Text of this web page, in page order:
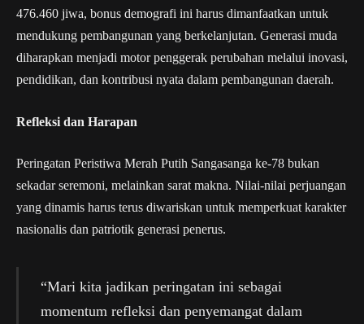
476.460 jiwa, bonus demografi ini harus dimanfaatkan untuk
mendukung pembangunan yang berkelanjutan. Generasi muda
diharapkan menjadi motor penggerak perubahan melalui inovasi,
pendidikan, dan kontribusi nyata dalam pembangunan daerah.
Refleksi dan Harapan
Peringatan Peristiwa Merah Putih Sangasanga ke-78 bukan
sekadar seremoni, melainkan sarat makna. Nilai-nilai perjuangan
yang dinamis harus terus diwariskan untuk memperkuat karakter
nasionalis dan patriotik generasi penerus.
“Mari kita jadikan peringatan ini sebagai
momentum refleksi dan penyemangat dalam